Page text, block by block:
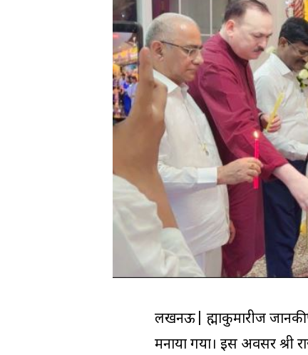
लखनऊ| ब्रह्माकुमारीज
मनाया गया। इस अवसर श्री